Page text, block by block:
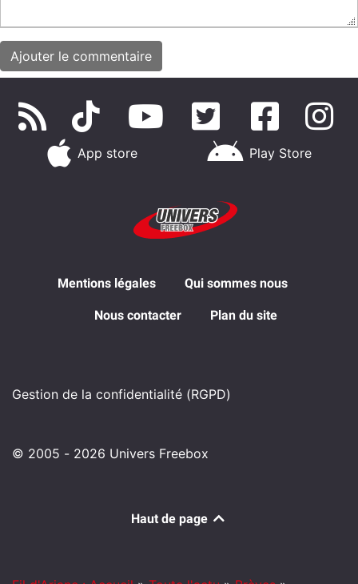
App store Play Store
Mentions légales Qui sommes nous
Nous contacter Plan du site
Gestion de la confidentialité (RGPD)
© 2005 - 2026 Univers Freebox
Haut de page